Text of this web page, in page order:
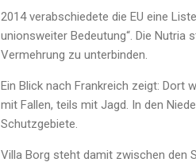
2014 verabschiedete die EU eine
unionsweiter Bedeutung“. Die
Vermehrung zu unterbinden.
Ein Blick nach Frankreich zeigt:
mit Fallen, teils mit Jagd. In den
Schutzgebiete.
Villa Borg steht damit zwischen den